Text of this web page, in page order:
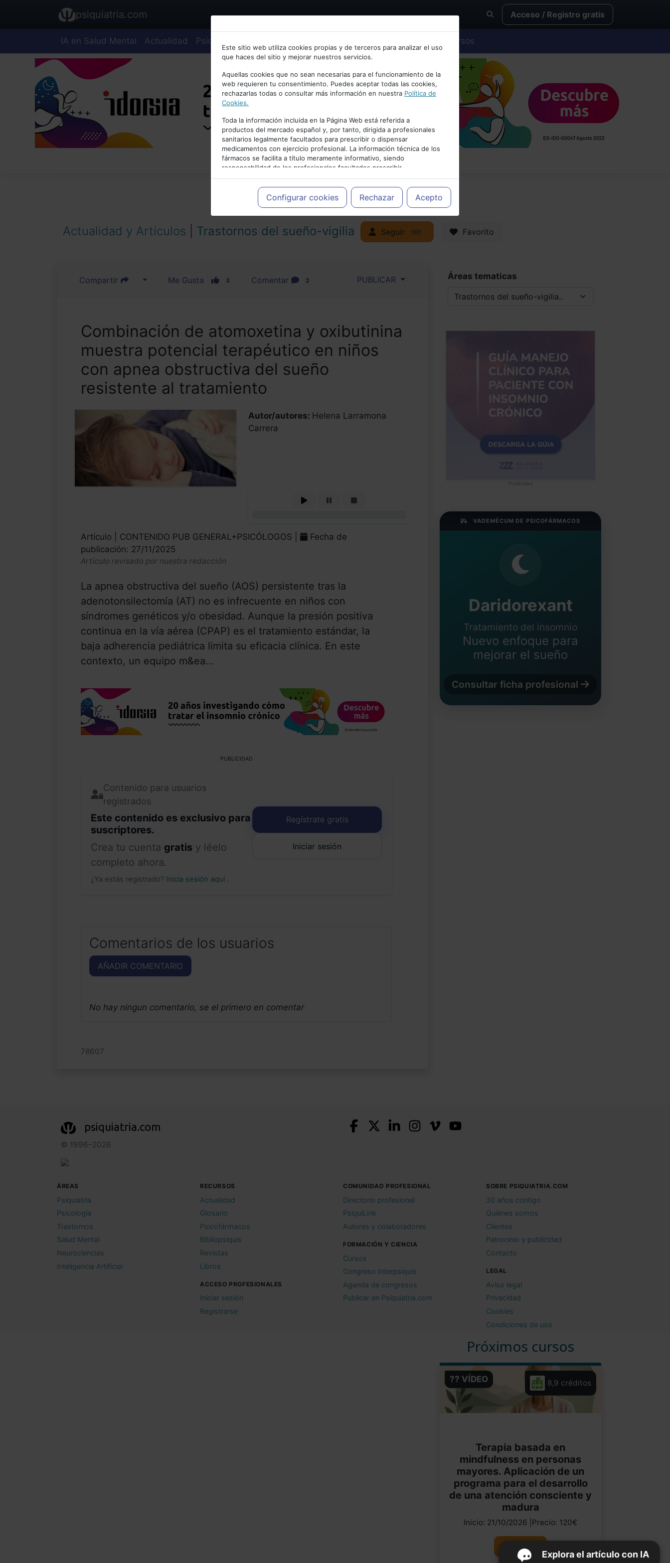
Bienvenid@ a psiquiatria.com
Escribe tu Email
Accede o regístrate con tu email.
Cancelar
psiquiatria.com Acceso / Registro gratis
IA en Salud Mental Actualidad Psiquiatría Cursos
Este sitio web utiliza cookies propias y de terceros para analizar el uso
que haces del sitio y mejorar nuestros servicios.
Aquellas cookies que no sean necesarias para el funcionamiento de la
web requieren tu consentimiento. Puedes aceptar todas las cookies,
rechazarlas todas o consultar más información en nuestra Política de
Cookies.
Toda la información incluida en la Página Web está referida a
productos del mercado español y, por tanto, dirigida a profesionales
sanitarios legalmente facultados para prescribir o dispensar
medicamentos con ejercicio profesional. La información técnica de los
fármacos se facilita a título meramente informativo, siendo
responsabilidad de los profesionales facultados prescribir
medicamentos y decidir, en cada caso concreto, el tratamiento más
adecuado a las necesidades del paciente.
Configurar cookies Rechazar Acepto
PUBLICIDAD
Actualidad y Artículos Trastornos del sueño-vigilia Seguir 101 Favorito
Compartir Me Gusta 3 Comentar 2 PUBLICAR
Combinación de atomoxetina y oxibutinina
muestra potencial terapéutico en niños
con apnea obstructiva del sueño
resistente al tratamiento
Autor/autores: Helena Larramona
Carrera
Artículo | CONTENIDO PUB GENERAL+PSICÓLOGOS |
Fecha de
publicación: 27/11/2025
Artículo revisado por nuestra redacción
La apnea obstructiva del sueño (AOS) persistente tras la
adenotonsilectomía (AT) no es infrecuente en niños con
síndromes genéticos y/o obesidad. Aunque la presión positiva
continua en la vía aérea (CPAP) es el tratamiento estándar, la
baja adherencia pediátrica limita su eficacia clínica. En este
contexto, un equipo m&ea...
PUBLICIDAD
Contenido para usuarios
registrados
Este contenido es exclusivo para
suscriptores.
Crea tu cuenta gratis y léelo
completo ahora.
¿Ya estás registrado? Inicia sesión aquí .
Regístrate gratis
Iniciar sesión
Comentarios de los usuarios
AÑADIR COMENTARIO
No hay ningun comentario, se el primero en comentar
78607
Áreas tematicas
Publicidad
VADEMÉCUM DE PSICOFÁRMACOS
Daridorexant
Tratamiento del insomnio
Nuevo enfoque para
mejorar el sueño
Consultar ficha profesional
Próximos cursos
8,9 créditos
?? VÍDEO
Terapia basada en
mindfulness en personas
mayores. Aplicación de un
programa para el desarrollo
de una atención consciente y
madura
Inicio: 21/10/2026 |Precio: 120€
Ver curso
Explora el artículo con IA
psiquiatria.com
© 1996–2026
ÁREAS
Psiquiatría
Psicología
Trastornos
Salud Mental
Neurociencias
Inteligencia Artificial
RECURSOS
Actualidad
Glosario
Psicofármacos
Bibliopsiquis
Revistas
Libros
ACCESO PROFESIONALES
Iniciar sesión
Registrarse
COMUNIDAD PROFESIONAL
Directorio profesional
PsiquiLink
Autores y colaboradores
FORMACIÓN Y CIENCIA
Cursos
Congreso Interpsiquis
Agenda de congresos
Publicar en Psiquiatria.com
SOBRE PSIQUIATRIA.COM
30 años contigo
Quiénes somos
Clientes
Patrocinio y publicidad
Contacto
LEGAL
Aviso legal
Privacidad
Cookies
Condiciones de uso